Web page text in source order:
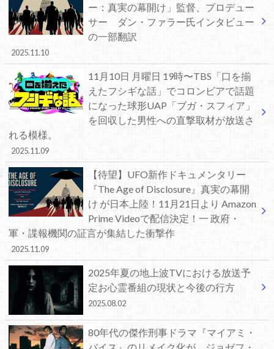
ー：真実の幕開け」監督、プロデュー
サー ダン・ファラー氏インタビュー
の一部翻訳
2025.11.10
11月10日 月曜日 19時〜TBS「口を揃
えたフシギな話」でコロンビアで話題
になった球形UAP「ブガ・スフィア」
を回収した男性への直撃取材が放送さ
れる模様。
2025.11.09
【待望】UFO新作ドキュメンタリー
『The Age of Disclosure』真実の幕開
け が日本上陸！11月21日より Amazon
Prime Videoで配信決定！一 政府・
軍・諜報機関の証言が集結した衝撃作
2025.11.09
2025年夏の地上波TVにおける放送予
定お心霊番組の現状と今後の行方
2025.08.02
80年代の傑作刑事ドラマ『マイアミ・